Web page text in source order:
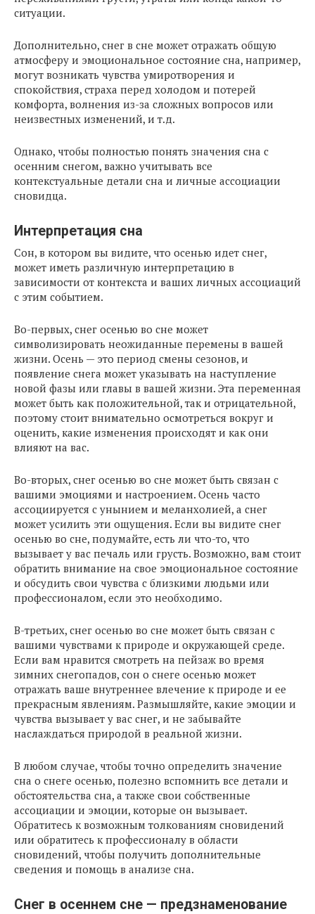
ситуации.
Дополнительно, снег в сне может отражать общую
атмосферу и эмоциональное состояние сна, например,
могут возникать чувства умиротворения и
спокойствия, страха перед холодом и потерей
комфорта, волнения из-за сложных вопросов или
неизвестных изменений, и т.д.
Однако, чтобы полностью понять значения сна с
осенним снегом, важно учитывать все
контекстуальные детали сна и личные ассоциации
сновидца.
Интерпретация сна
Сон, в котором вы видите, что осенью идет снег,
может иметь различную интерпретацию в
зависимости от контекста и ваших личных ассоциаций
с этим событием.
Во-первых, снег осенью во сне может
символизировать неожиданные перемены в вашей
жизни. Осень — это период смены сезонов, и
появление снега может указывать на наступление
новой фазы или главы в вашей жизни. Эта переменная
может быть как положительной, так и отрицательной,
поэтому стоит внимательно осмотреться вокруг и
оценить, какие изменения происходят и как они
влияют на вас.
Во-вторых, снег осенью во сне может быть связан с
вашими эмоциями и настроением. Осень часто
ассоциируется с унынием и меланхолией, а снег
может усилить эти ощущения. Если вы видите снег
осенью во сне, подумайте, есть ли что-то, что
вызывает у вас печаль или грусть. Возможно, вам стоит
обратить внимание на свое эмоциональное состояние
и обсудить свои чувства с близкими людьми или
профессионалом, если это необходимо.
В-третьих, снег осенью во сне может быть связан с
вашими чувствами к природе и окружающей среде.
Если вам нравится смотреть на пейзаж во время
зимних снегопадов, сон о снеге осенью может
отражать ваше внутреннее влечение к природе и ее
прекрасным явлениям. Размышляйте, какие эмоции и
чувства вызывает у вас снег, и не забывайте
наслаждаться природой в реальной жизни.
В любом случае, чтобы точно определить значение
сна о снеге осенью, полезно вспомнить все детали и
обстоятельства сна, а также свои собственные
ассоциации и эмоции, которые он вызывает.
Обратитесь к возможным толкованиям сновидений
или обратитесь к профессионалу в области
сновидений, чтобы получить дополнительные
сведения и помощь в анализе сна.
Снег в осеннем сне — предзнаменование